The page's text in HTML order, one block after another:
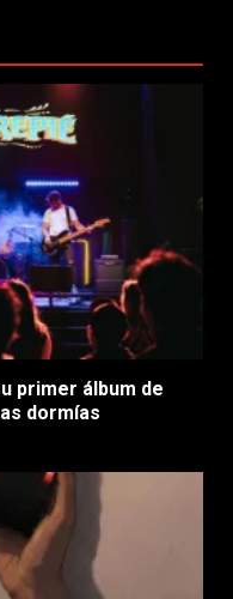
primer álbum de
dormías